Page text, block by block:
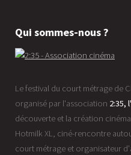
Qui sommes-nous ?
Le festival du court métrage de
organisé par l'association 2:35,
découverte et la création
Hotmilk XL, ciné-rencontre
court métrage et organisateur